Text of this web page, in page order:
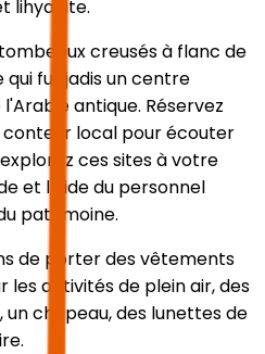
lihyanite.
creusés à flanc de
fut jadis un centre
antique. Réservez
conteur local pour écouter
ces sites à votre
et l'aide du personnel
patrimoine.
de porter des vêtements
les activités de plein air, des
un chapeau, des lunettes de